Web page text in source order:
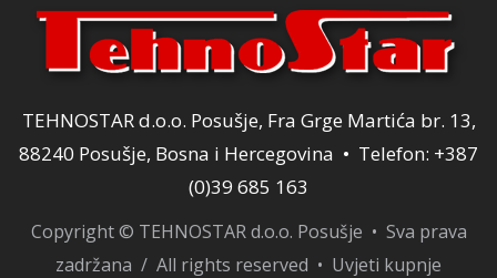
TEHNOSTAR d.o.o. Posušje, Fra Grge Martića br. 13,
88240 Posušje, Bosna i Hercegovina • Telefon: +387
(0)39 685 163
Copyright © TEHNOSTAR d.o.o. Posušje • Sva prava
zadržana / All rights reserved • Uvjeti kupnje